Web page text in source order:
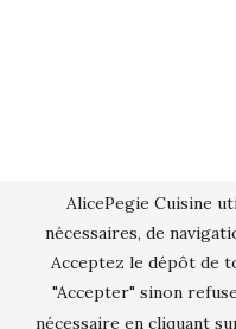
AlicePegie Cuisine
nécessaires, de
Acceptez le dépôt de
"Accepter" sinon
nécessaire en cliquant